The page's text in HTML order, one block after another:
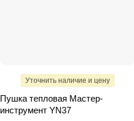
Уточнить наличие и цену
Пушка тепловая Мастер-
инструмент YN37